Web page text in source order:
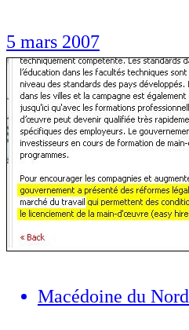
5 mars 2007
Macédoine du Nord